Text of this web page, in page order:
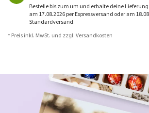
Bestelle bis zum um und erhalte deine
am 17.08.2026 per Expressversand oder am
Standardversand.
* Preis inkl. MwSt. und zzgl. Versandkosten